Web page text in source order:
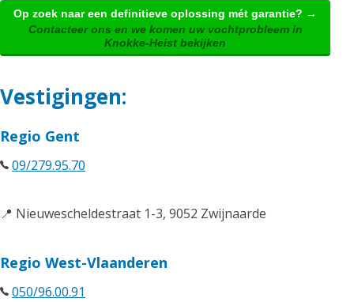
Op zoek naar een definitieve oplossing mét garantie? →
Contacteer ons en we komen uw vochtprobleem in
Knokke-Heist bekijken
Vestigingen:
Regio Gent
09/279.95.70
📍 Nieuwescheldestraat 1-3, 9052 Zwijnaarde
Regio West-Vlaanderen
050/96.00.91